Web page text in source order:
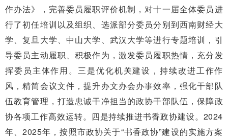
作办法》，完善委员履职评价机制，对十一届全体委员进
行了初任培训以及组织、选派部分委员分别到西南财经大
学、复旦大学、中山大学、武汉大学等进行专题培训，引
导委员主动履职、积极作为，激发委员履职热情，充分发
挥委员主体作用。三是优化机关建设，持续改进工作作
风，精简会议文件，提升办文办会办事效率，强化干部队
伍教育管理，打造忠诚干净担当的政协干部队伍，保障政
协各项工作高效运转。四是持续推进书香政协建设。2024
年、2025年，按照市政协关于“书香政协”建设的实施方案